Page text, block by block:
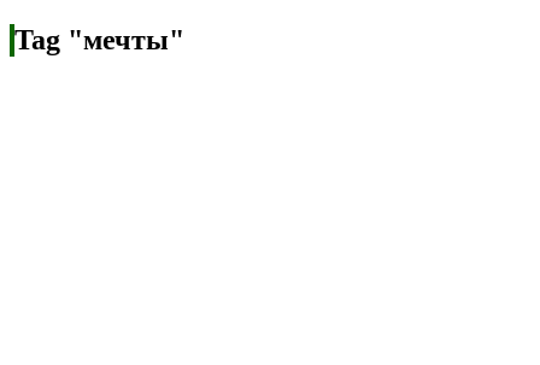
Tag "мечты"